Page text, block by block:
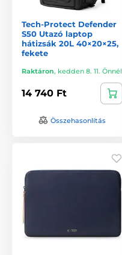
Tech-Protect Defender
S50 Utazó laptop
hátizsák 20L 40×20×25,
fekete
Raktáron, kedden 8. 11. Önnél
14 740 Ft
Összehasonlítás